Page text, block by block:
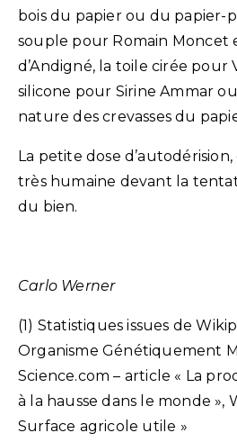
bois du papier ou du papier-
souple pour Romain Moncet
d’Andigné, la toile cirée pour
silicone pour Sirine Ammar
nature des crevasses du
La petite dose
très humaine devant la
du bien.
Carlo Werner
(1) Statistiques issues de
Organisme Génétiquement
Science.com – article « La
à la hausse dans le monde »,
Surface agricole utile »